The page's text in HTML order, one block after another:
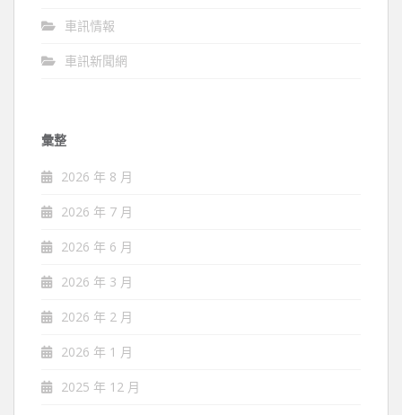
車訊情報
車訊新聞網
彙整
2026 年 8 月
2026 年 7 月
2026 年 6 月
2026 年 3 月
2026 年 2 月
2026 年 1 月
2025 年 12 月